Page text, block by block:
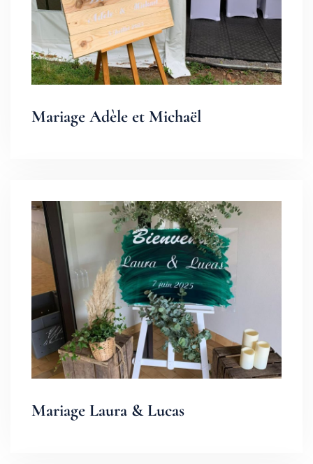
Mariage Adèle et Michaël
Mariage Laura & Lucas